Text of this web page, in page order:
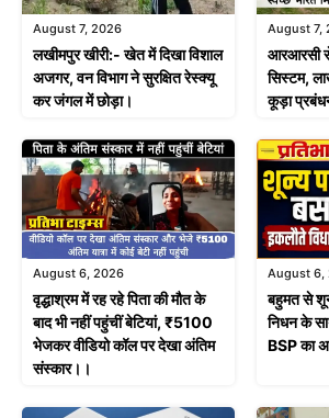
August 7, 2026
लखीमपुर खीरी:- खेत में दिखा विशाल
अजगर, वन विभाग ने सुरक्षित रेस्क्यू
कर जंगल में छोड़ा।
August 7,
आरआरसी
सिस्टम,
कूड़ा
August 6, 2026
वृद्धाश्रम में रह रहे पिता की मौत के
बाद भी नहीं पहुंचीं बेटियां, ₹5100
भेजकर वीडियो कॉल पर देखा अंतिम
संस्कार।।
August 6,
बहुमत से
निधन के
BSP का